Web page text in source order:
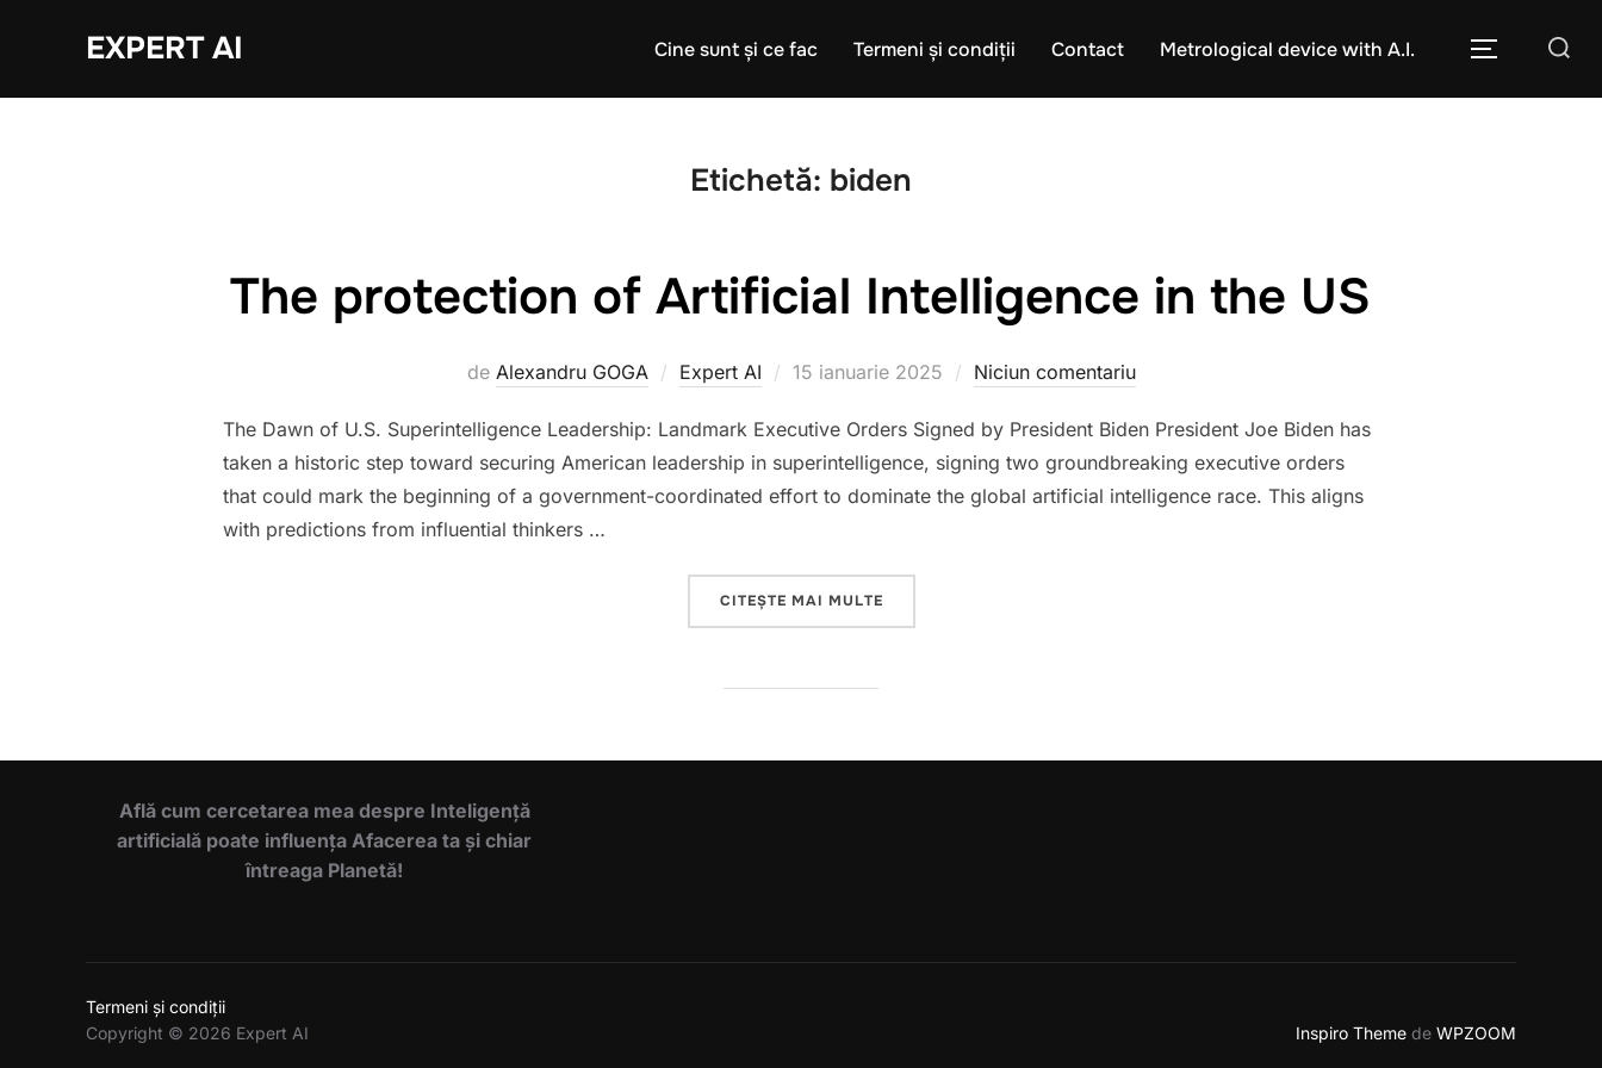
EXPERT AI Cine sunt și ce fac Termeni și condiții Contact Metrological device with A.I.
Caută COMUTĂ
Etichetă: biden
The protection of Artificial Intelligence in the US
de Alexandru GOGA Expert AI
Publicat
15 ianuarie 2025 Niciun comentariu
The Dawn of U.S. Superintelligence Leadership: Landmark Executive Orders Signed by President Biden President Joe Biden has
taken a historic step toward securing American leadership in superintelligence, signing two groundbreaking executive orders
that could mark the beginning of a government-coordinated effort to dominate the global artificial intelligence race. This aligns
with predictions from influential thinkers …
CITEȘTE MAI MULTE„THE PROTECTION OF ARTIFICIAL INTELLIGENCE IN THE US”
Află cum cercetarea mea despre Inteligență
artificială poate influența Afacerea ta și chiar
întreaga Planetă!
Termeni și condiții
Copyright © 2026 Expert AI
Inspiro Theme de WPZOOM